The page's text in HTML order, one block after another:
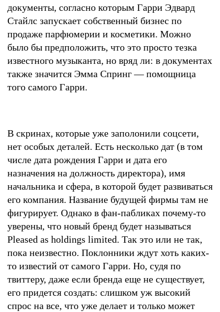
документы, согласно которым Гарри Эдвард
Стайлс запускает собственный бизнес по
продаже парфюмерии и косметики. Можно
было бы предположить, что это просто тезка
известного музыканта, но вряд ли: в документах
также значится Эмма Спринг — помощница
того самого Гарри.
В скринах, которые уже заполонили соцсети,
нет особых деталей. Есть несколько дат (в том
числе дата рождения Гарри и дата его
назначения на должность директора), имя
начальника и сфера, в которой будет развиваться
его компания. Название будущей фирмы там не
фигурирует. Однако в фан-пабликах почему-то
уверены, что новый бренд будет называться
Pleased as holdings limited. Так это или не так,
пока неизвестно. Поклонники ждут хоть каких-
то известий от самого Гарри. Но, судя по
твиттеру, даже если бренда еще не существует,
его придется создать: слишком уж высокий
спрос на все, что уже делает и только может